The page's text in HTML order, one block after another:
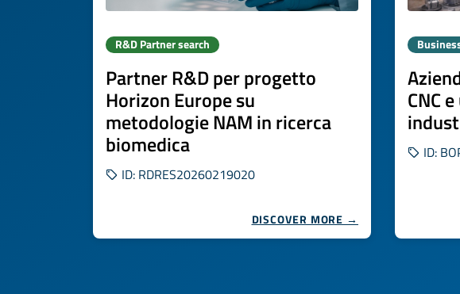
R&D Partner search
Partner R&D per progetto
Horizon Europe su
metodologie NAM in ricerca
biomedica
ID: RDRES20260219020
DISCOVER MORE →
CNC
ID: